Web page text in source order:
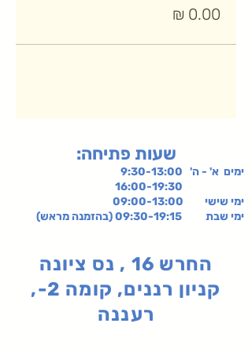
:שעות פתיחה
ימים א' - ה' 9:30-13:00
ימי שישי 09:00-13:00
ימי שבת 09:30-19:15 (בהזמנה מראש)
החרש 16 , נס ציונה
קניון רננים, קומה 2-,
רעננה